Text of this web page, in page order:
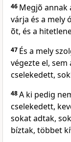
46 Megjõ annak
várja és a mely
õt, és a
47 És a mely
végezte el,
cselekedett,
48A ki pedig
cselekedett,
sokat adtak,
bíztak, többet